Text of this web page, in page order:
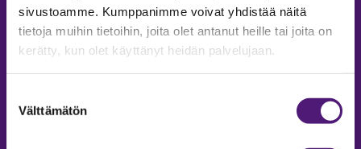
sivustoamme. Kumppanimme voivat yhdistää näitä
tietoja muihin tietoihin, joita olet antanut heille tai joita on
kerätty, kun olet käyttänyt heidän palvelujaan.
valinta
Välttämätön
MAJOITUS
Tiedustelut & Varaukset